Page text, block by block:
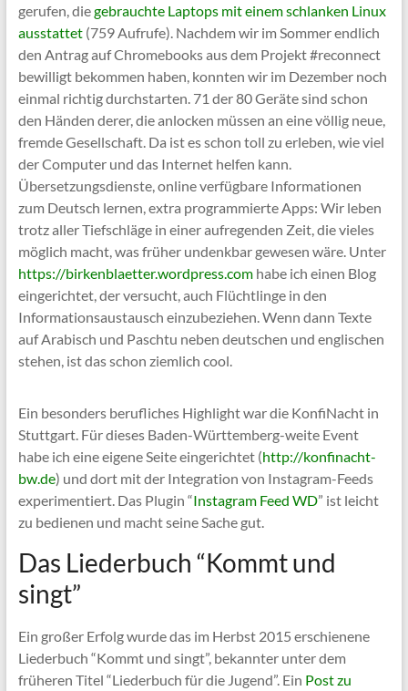
gerufen, diegebrauchte Laptops mit einem schlanken Linux
ausstattet(759 Aufrufe). Nachdem wir im Sommer endlich
den Antrag auf Chromebooks aus dem Projekt #reconnect
bewilligt bekommen haben, konnten wir im Dezember noch
einmal richtig durchstarten. 71 der 80 Geräte sind schon
den Händen derer, die anlocken müssen an eine völlig neue,
fremde Gesellschaft. Da ist es schon toll zu erleben, wie viel
der Computer und das Internet helfen kann.
Übersetzungsdienste, online verfügbare Informationen
zum Deutsch lernen, extra programmierte Apps: Wir leben
trotz aller Tiefschläge in einer aufregenden Zeit, die vieles
möglich macht, was früher undenkbar gewesen wäre. Unter
https://birkenblaetter.wordpress.comhabe ich einen Blog
eingerichtet, der versucht, auch Flüchtlinge in den
Informationsaustausch einzubeziehen. Wenn dann Texte
auf Arabisch und Paschtu neben deutschen und englischen
stehen, ist das schon ziemlich cool.
Ein besonders berufliches Highlight war die KonfiNacht in
Stuttgart. Für dieses Baden-Württemberg-weite Event
habe ich eine eigene Seite eingerichtet (http://konfinacht-
bw.de) und dort mit der Integration von Instagram-Feeds
experimentiert. Das Plugin “Instagram Feed WD” ist leicht
zu bedienen und macht seine Sache gut.
Das Liederbuch “Kommt und
singt”
Ein großer Erfolg wurde das im Herbst 2015 erschienene
Liederbuch “Kommt und singt”, bekannter unter dem
früheren Titel “Liederbuch für die Jugend”. Ein Post zu